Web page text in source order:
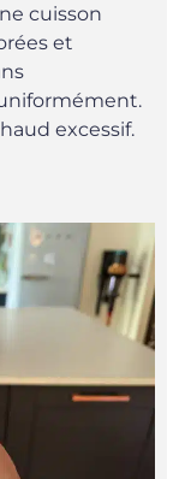
cuisson
et
excessif.